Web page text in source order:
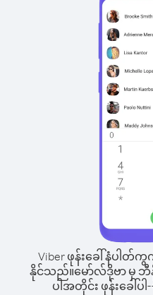
Viber ဖုန်းခေါ်နံပါတ်
နိုင်သည်။မော်လ်ဒိုဗာ မှ ဘီ
ပါအတိုင်း ဖုန်းခေါ်ပါ-